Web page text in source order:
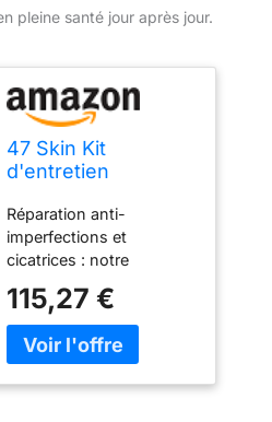
pleine santé jour après jour.
47 Skin Kit
d'entretien
peau
Réparation anti-
imperfections et
cicatrices : notre
chitoderme argenté agit
naturellement comme un
traitement efficace contre
115,27 €